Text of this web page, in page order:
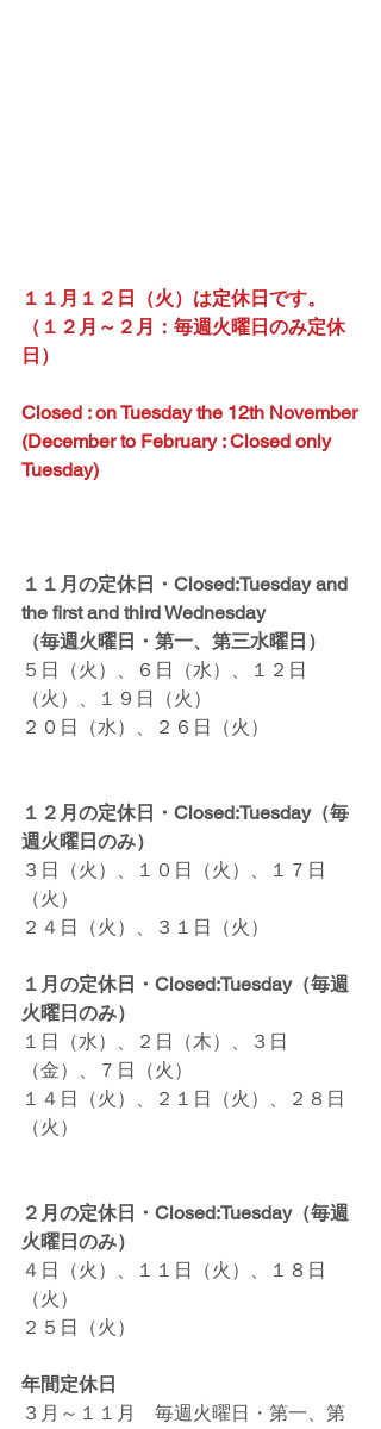
１１月１２日（火）は定休日です。
（１２月～２月：毎週火曜日のみ定休
日）
Closed : on Tuesday the 12th November
(December to February : Closed only
Tuesday)
１１月の定休日・Closed:Tuesday and
the first and third Wednesday
（毎週火曜日・第一、第三水曜日）
５日（火）、６日（水）、１２日
（火）、１９日（火）
２０日（水）、２６日（火）
１２月の定休日・Closed:Tuesday（毎
週火曜日のみ）
３日（火）、１０日（火）、１７日
（火）
２４日（火）、３１日（火）
１月の定休日・Closed:Tuesday（毎週
火曜日のみ）
１日（水）、２日（木）、３日
（金）、７日（火）
１４日（火）、２１日（火）、２８日
（火）
２月の定休日・Closed:Tuesday（毎週
火曜日のみ）
４日（火）、１１日（火）、１８日
（火）
２５日（火）
年間定休日
３月～１１月　毎週火曜日・第一、第